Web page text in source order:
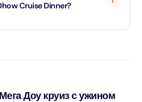
Cruise Dinner?
Доу круиз с ужином